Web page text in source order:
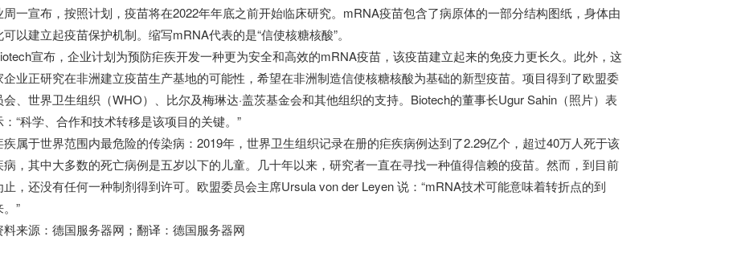
周一宣布，按照计划，疫苗将在2022年年底之前开始临床研究。mRNA疫苗包含了病原体的一部分结构图纸，身体由
可以建立起疫苗保护机制。缩写mRNA代表的是“信使核糖核酸”。
宣布，企业计划为预防疟疾开发一种更为安全和高效的mRNA疫苗，该疫苗建立起来的免疫力更长久。此外，这
企业正研究在非洲建立疫苗生产基地的可能性，希望在非洲制造信使核糖核酸为基础的新型疫苗。项目得到了欧盟委
会、世界卫生组织（WHO）、比尔及梅琳达·盖茨基金会和其他组织的支持。Biotech的董事长Ugur Sahin（照片）表
：“科学、合作和技术转移是该项目的关键。”
疾属于世界范围内最危险的传染病：2019年，世界卫生组织记录在册的疟疾病例达到了2.29亿个，超过40万人死于该
病，其中大多数的死亡病例是五岁以下的儿童。几十年以来，研究者一直在寻找一种值得信赖的疫苗。然而，到目前
止，还没有任何一种制剂得到许可。欧盟委员会主席Ursula von der Leyen 说：“mRNA技术可能意味着转折点的到
。”
料来源： 德国服务器网；翻译： 德国服务器网